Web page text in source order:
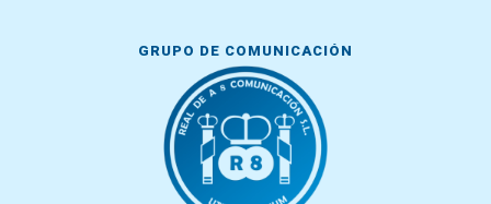
GRUPO DE COMUNICACIÓN